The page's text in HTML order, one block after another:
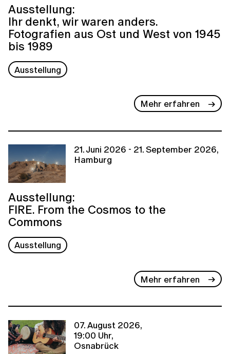
Ausstellung:
Ihr denkt, wir waren anders.
Fotografien aus Ost und West von 1945
bis 1989
Ausstellung
Mehr erfahren
21. Juni 2026 - 21. September 2026,
Hamburg
Ausstellung:
FIRE. From the Cosmos to the
Commons
Ausstellung
Mehr erfahren
07. August 2026,
19:00 Uhr,
Osnabrück